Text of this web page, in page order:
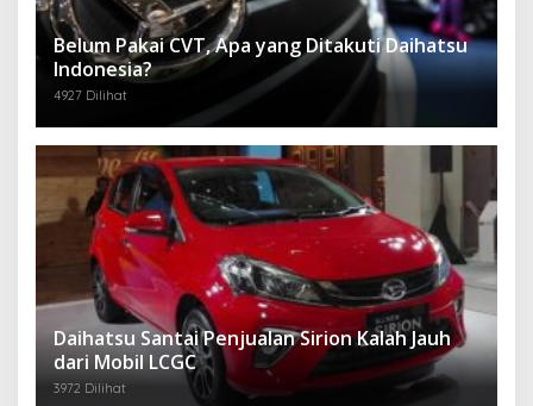
Belum Pakai CVT, Apa yang Ditakuti Daihatsu
Indonesia?
4927 Dilihat
Daihatsu Santai Penjualan Sirion Kalah Jauh
dari Mobil LCGC
3972 Dilihat